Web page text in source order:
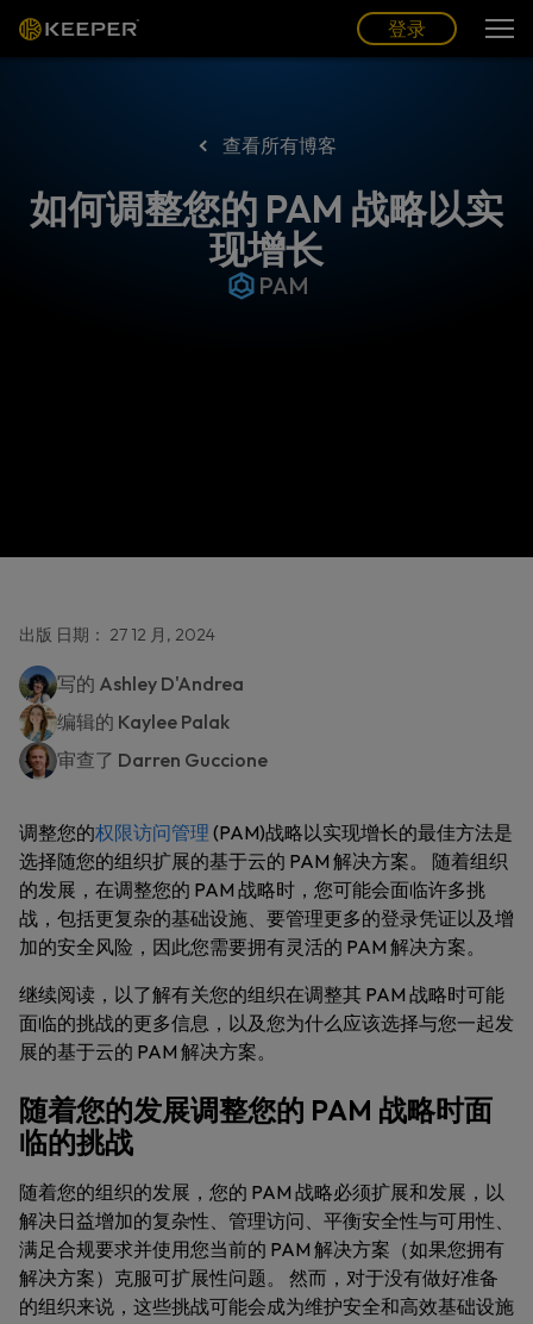
登录
查看所有博客
如何调整您的 PAM 战略以实
现增长
PAM
出版 日期： 27 12 月, 2024
写的 Ashley D'Andrea
编辑的 Kaylee Palak
审查了 Darren Guccione
调整您的权限访问管理 (PAM)战略以实现增长的最佳方法是
选择随您的组织扩展的基于云的 PAM 解决方案。 随着组织
的发展，在调整您的 PAM 战略时，您可能会面临许多挑
战，包括更复杂的基础设施、要管理更多的登录凭证以及增
加的安全风险，因此您需要拥有灵活的 PAM 解决方案。
继续阅读，以了解有关您的组织在调整其 PAM 战略时可能
面临的挑战的更多信息，以及您为什么应该选择与您一起发
展的基于云的 PAM 解决方案。
随着您的发展调整您的 PAM 战略时面
临的挑战
随着您的组织的发展，您的 PAM 战略必须扩展和发展，以
解决日益增加的复杂性、管理访问、平衡安全性与可用性、
满足合规要求并使用您当前的 PAM 解决方案（如果您拥有
解决方案）克服可扩展性问题。 然而，对于没有做好准备
的组织来说，这些挑战可能会成为维护安全和高效基础设施